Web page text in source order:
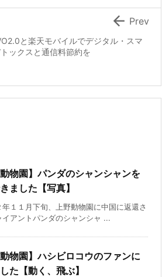
と楽天モバイルでデジタル・スマ
ックスと通信料節約を
 Prev
動物園】パンダのシャンシャンを
ました【写真】
年１１月下旬、上野動物園に中国に返還さ
イアントパンダのシャンシャ ...
動物園】ハシビロコウのファンに
た【動く、飛ぶ】